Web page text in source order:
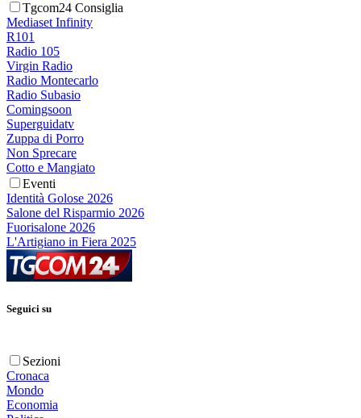
Tgcom24 Consiglia
Mediaset Infinity
R101
Radio 105
Virgin Radio
Radio Montecarlo
Radio Subasio
Comingsoon
Superguidatv
Zuppa di Porro
Non Sprecare
Cotto e Mangiato
Eventi
Identità Golose 2026
Salone del Risparmio 2026
Fuorisalone 2026
L'Artigiano in Fiera 2025
Seguici su
Sezioni
Cronaca
Mondo
Economia